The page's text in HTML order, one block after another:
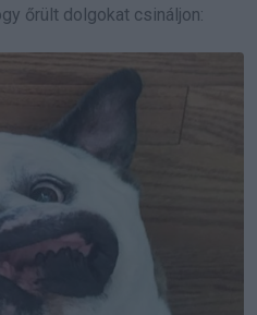
őrült dolgokat csináljon: